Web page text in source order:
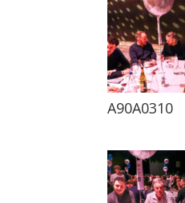
A90A0310